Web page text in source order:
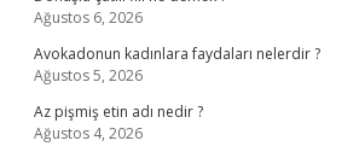
Ağustos 6, 2026
Avokadonun kadınlara faydaları nelerdir ?
Ağustos 5, 2026
Az pişmiş etin adı nedir ?
Ağustos 4, 2026